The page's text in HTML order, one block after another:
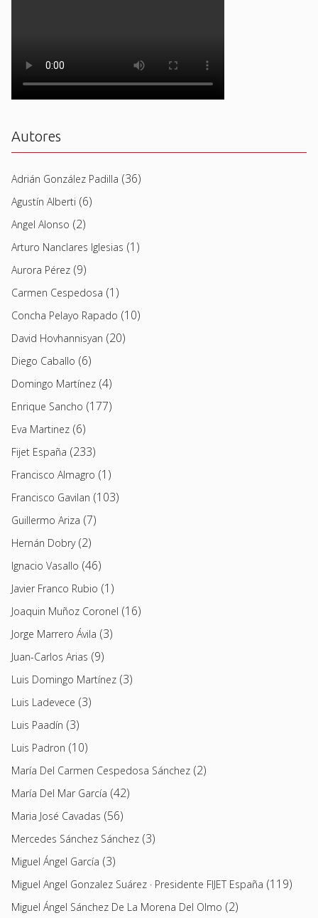
Autores
Adrián González Padilla (36)
Agustín Alberti (6)
Angel Alonso (2)
Arturo Nanclares Iglesias (1)
Aurora Pérez (9)
Carmen Cespedosa (1)
Concha Pelayo Rapado (10)
David Hovhannisyan (20)
Diego Caballo (6)
Domingo Martínez (4)
Enrique Sancho (177)
Eva Martinez (6)
Fijet España (233)
Francisco Almagro (1)
Francisco Gavilan (103)
Guillermo Ariza (7)
Hernán Dobry(2)
Ignacio Vasallo (46)
Javier Franco Rubio (1)
Joaquin Muñoz Coronel (16)
Jorge Marrero Ávila (3)
Juan-Carlos Arias (9)
Luis Domingo Martínez (3)
Luis Ladevece (3)
Luis Paadín (3)
Luis Padron (10)
María Del Carmen Cespedosa Sánchez (2)
María Del Mar García (42)
Maria José Cavadas (56)
Mercedes Sánchez Sánchez (3)
Miguel Ángel García (3)
Miguel Angel Gonzalez Suárez · Presidente FIJET España (119)
Miguel Ángel Sánchez De La Morena Del Olmo (2)